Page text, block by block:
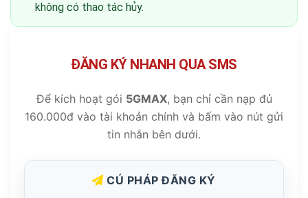
không có thao tác hủy.
ĐĂNG KÝ NHANH QUA SMS
Để kích hoạt gói 5GMAX, bạn chỉ cần nạp đủ
160.000đ vào tài khoản chính và bấm vào nút gửi
tin nhắn bên dưới.
CÚ PHÁP ĐĂNG KÝ